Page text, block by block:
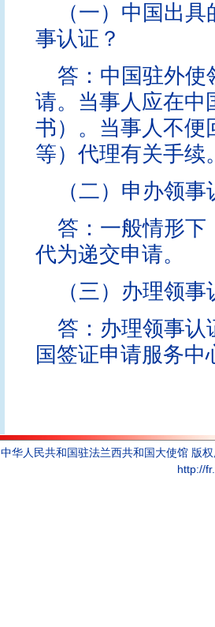
（一）中国出
事认证？
答：中国驻外使
请。当事人应在中
书）。当事人不便
等）代理有关手续
（二）申办领
答：一般情形下
代为递交申请。
（三）办理领
答：办理领事认
国签证申请服务
中华人民共和国驻法兰西共和国大使馆 版
http://